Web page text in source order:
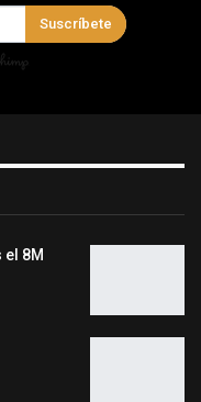
Suscríbete
8M